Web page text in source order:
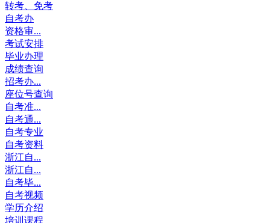
转考、免考
自考办
资格审...
考试安排
毕业办理
成绩查询
招考办...
座位号查询
自考准...
自考通...
自考专业
自考资料
浙江自...
浙江自...
自考毕...
自考视频
学历介绍
培训课程